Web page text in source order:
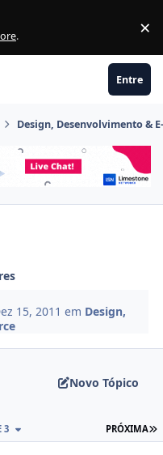
. ×
Entre
Design, Desenvolvimento &
15, 2011 em Design,
Novo Tópico
PRÓXIMA
3